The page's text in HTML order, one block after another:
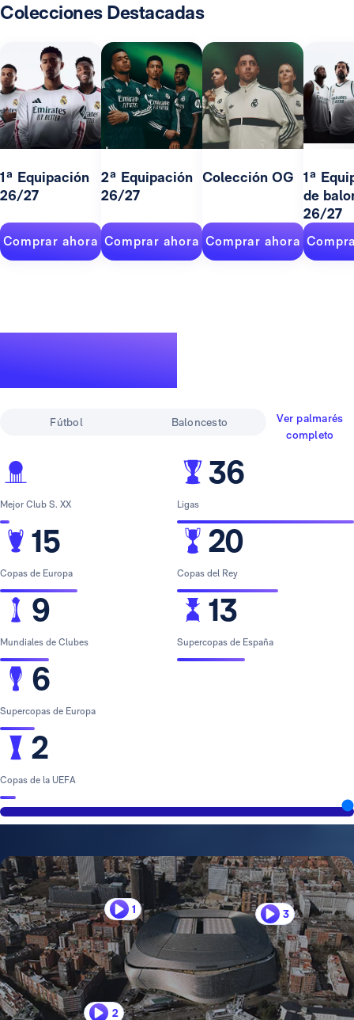
Colecciones Destacadas
1ª Equipación
26/27
Comprar ahora
2ª Equipación
26/27
Comprar ahora
Colección OG
Comprar ahora
1ª
de
26/27
Fútbol Baloncesto
Ver palmarés
completo
Mejor Club S. XX
15
Copas de Europa
9
Mundiales de Clubes
6
Supercopas de Europa
2
Copas de la UEFA
36
Ligas
20
Copas del Rey
13
Supercopas de España
1
2
3